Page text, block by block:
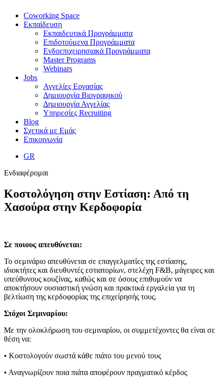
Coworking Space
Εκπαίδευση
Εκπαιδευτικά Προγράμματα
Επιδοτούμενα Προγράμματα
Ενδοεπιχειρησιακά Προγράμματα
Master Programs
Webinars
Jobs
Αγγελίες Εργασίας
Δημιουργία Βιογραφικού
Δημιουργία Αγγελίας
Υπηρεσίες Recruiting
Blog
Σχετικά με Εμάς
Επικοινωνία
GR
Ενδιαφέρομαι
Κοστολόγηση στην Εστίαση: Από τη
Χασούρα στην Κερδοφορία
Σε ποιους απευθύνεται:
Το σεμινάριο απευθύνεται σε επαγγελματίες της εστίασης,
ιδιοκτήτες και διευθυντές εστιατορίων, στελέχη F&B, μάγειρες και
υπεύθυνους κουζίνας, καθώς και σε όσους επιθυμούν να
αποκτήσουν ουσιαστική γνώση και πρακτικά εργαλεία για τη
βελτίωση της κερδοφορίας της επιχείρησής τους.
Στόχοι Σεμιναρίου:
Με την ολοκλήρωση του σεμιναρίου, οι συμμετέχοντες θα είναι σε
θέση να:
• Κοστολογούν σωστά κάθε πιάτο του μενού τους
• Αναγνωρίζουν ποια πιάτα αποφέρουν πραγματικό κέρδος